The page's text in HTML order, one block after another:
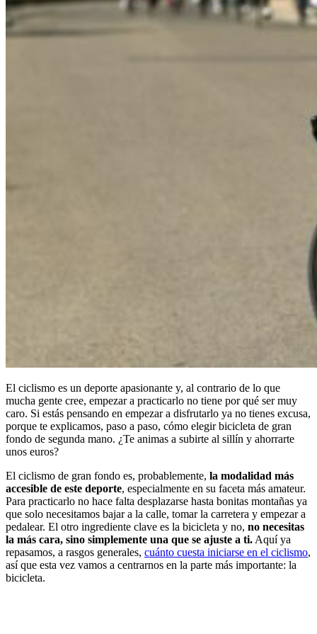
El ciclismo es un deporte apasionante y, al contrario de lo que
mucha gente cree, empezar a practicarlo no tiene por qué ser muy
caro. Si estás pensando en empezar a disfrutarlo ya no tienes excusa,
porque te explicamos, paso a paso, cómo elegir bicicleta de gran
fondo de segunda mano. ¿Te animas a subirte al sillín y ahorrarte
unos euros?
El ciclismo de gran fondo es, probablemente, la modalidad más
accesible de este deporte, especialmente en su faceta más amateur.
Para practicarlo no hace falta desplazarse hasta bonitas montañas ya
que solo necesitamos bajar a la calle, tomar la carretera y empezar a
pedalear. El otro ingrediente clave es la bicicleta y no, no necesitas
la más cara, sino simplemente una que se ajuste a ti. Aquí ya
repasamos, a rasgos generales, cuánto cuesta iniciarse en el ciclismo,
así que esta vez vamos a centrarnos en la parte más importante: la
bicicleta.